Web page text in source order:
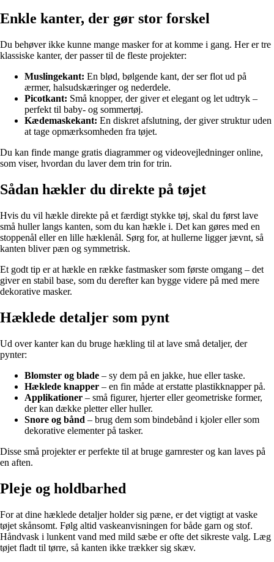
Enkle kanter, der gør stor forskel
Du behøver ikke kunne mange masker for at komme i gang. Her er tre
klassiske kanter, der passer til de fleste projekter:
Muslingekant: En blød, bølgende kant, der ser flot ud på
ærmer, halsudskæringer og nederdele.
Picotkant: Små knopper, der giver et elegant og let udtryk –
perfekt til baby- og sommertøj.
Kædemaskekant: En diskret afslutning, der giver struktur uden
at tage opmærksomheden fra tøjet.
Du kan finde mange gratis diagrammer og videovejledninger online,
som viser, hvordan du laver dem trin for trin.
Sådan hækler du direkte på tøjet
Hvis du vil hækle direkte på et færdigt stykke tøj, skal du først lave
små huller langs kanten, som du kan hækle i. Det kan gøres med en
stoppenål eller en lille hæklenål. Sørg for, at hullerne ligger jævnt, så
kanten bliver pæn og symmetrisk.
Et godt tip er at hækle en række fastmasker som første omgang – det
giver en stabil base, som du derefter kan bygge videre på med mere
dekorative masker.
Hæklede detaljer som pynt
Ud over kanter kan du bruge hækling til at lave små detaljer, der
pynter:
Blomster og blade – sy dem på en jakke, hue eller taske.
Hæklede knapper – en fin måde at erstatte plastikknapper på.
Applikationer – små figurer, hjerter eller geometriske former,
der kan dække pletter eller huller.
Snore og bånd – brug dem som bindebånd i kjoler eller som
dekorative elementer på tasker.
Disse små projekter er perfekte til at bruge garnrester og kan laves på
en aften.
Pleje og holdbarhed
For at dine hæklede detaljer holder sig pæne, er det vigtigt at vaske
tøjet skånsomt. Følg altid vaskeanvisningen for både garn og stof.
Håndvask i lunkent vand med mild sæbe er ofte det sikreste valg. Læg
tøjet fladt til tørre, så kanten ikke trækker sig skæv.